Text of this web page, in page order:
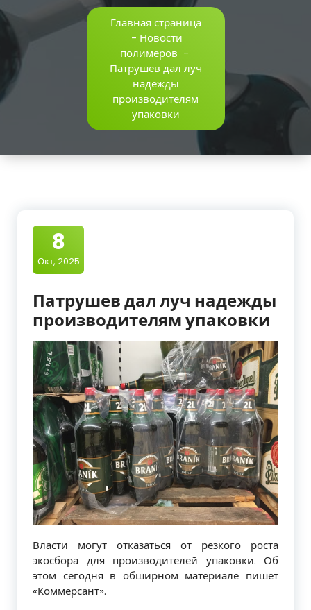
Главная страница
- Новости
полимеров -
Патрушев дал луч
надежды
производителям
упаковки
8
Окт, 2025
Патрушев дал луч надежды
производителям упаковки
Власти могут отказаться от резкого роста
экосбора для производителей упаковки. Об
этом сегодня в обширном материале пишет
«Коммерсант».